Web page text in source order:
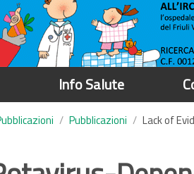
Info Salute
Pubblicazioni Lack of